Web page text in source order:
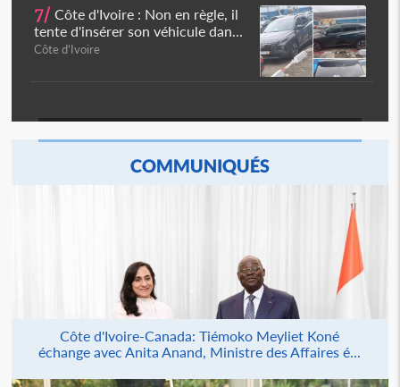
7/ Côte d'Ivoire : Non en règle, il
tente d'insérer son véhicule dan...
Côte d'Ivoire
COMMUNIQUÉS
Côte d'Ivoire-Canada: Tiémoko Meyliet Koné
échange avec Anita Anand, Ministre des Affaires é...